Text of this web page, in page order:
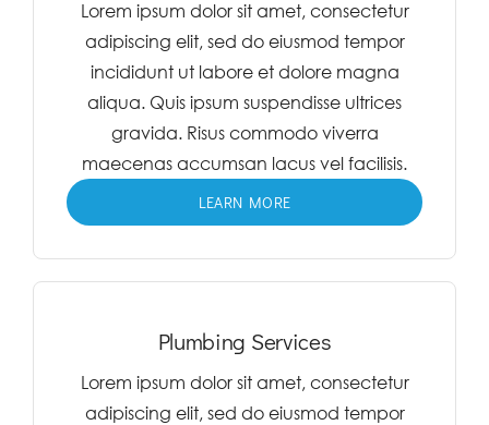
Lorem ipsum dolor sit amet, consectetur
adipiscing elit, sed do eiusmod tempor
incididunt ut labore et dolore magna
aliqua. Quis ipsum suspendisse ultrices
gravida. Risus commodo viverra
maecenas accumsan lacus vel facilisis.
LEARN MORE
Plumbing Services
Lorem ipsum dolor sit amet, consectetur
adipiscing elit, sed do eiusmod tempor